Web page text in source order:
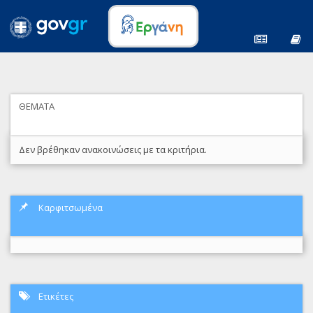
ΘΕΜΑΤΑ
Δεν βρέθηκαν ανακοινώσεις με τα κριτήρια.
Καρφιτσωμένα
Ετικέτες